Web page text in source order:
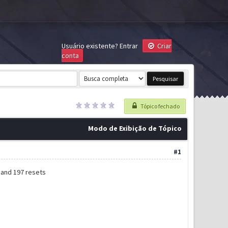
Usuário existente? Entrar
Criar
conta
Tópico fechado
Modo de Exibição de Tópico
#1
197 resets